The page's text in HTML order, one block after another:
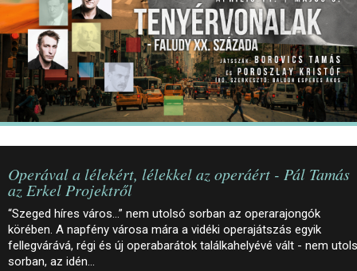
Operával a lélekért, lélekkel az operáért - Pál Tamás
az Erkel Projektről
“Szeged híres város…” nem utolsó sorban az operarajongók
körében. A napfény városa mára a vidéki operajátszás egyik
fellegvárává, régi és új operabarátok találkahelyévé vált - nem
sorban, az idén…